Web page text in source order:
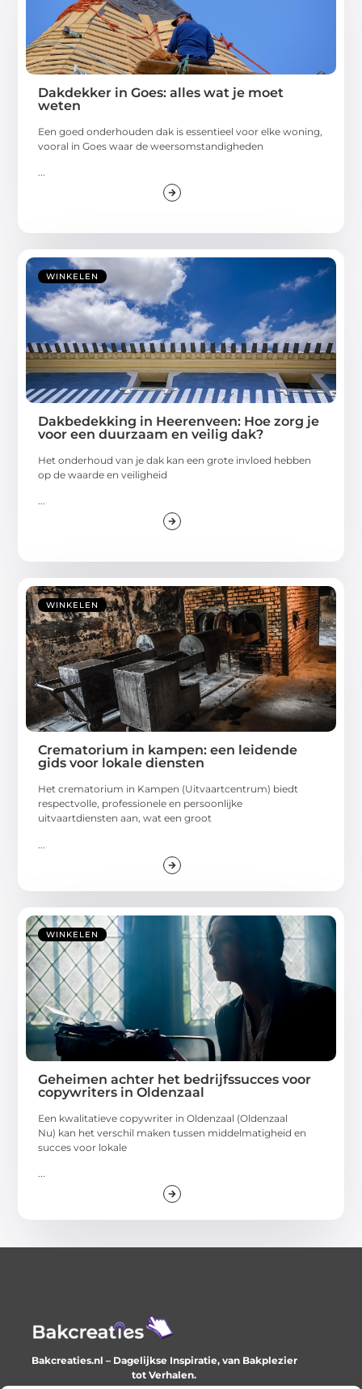
Dakdekker in Goes: alles wat je moet
weten
Een goed onderhouden dak is essentieel voor elke woning,
vooral in Goes waar de weersomstandigheden
WINKELEN
Dakbedekking in Heerenveen: Hoe zorg je
voor een duurzaam en veilig dak?
Het onderhoud van je dak kan een grote invloed hebben
op de waarde en veiligheid
...
WINKELEN
Crematorium in kampen: een leidende
gids voor lokale diensten
Het crematorium in Kampen (Uitvaartcentrum) biedt
respectvolle, professionele en persoonlijke
uitvaartdiensten aan, wat een groot
WINKELEN
Geheimen achter het bedrijfssucces voor
copywriters in Oldenzaal
Een kwalitatieve copywriter in Oldenzaal (Oldenzaal
Nu) kan het verschil maken tussen middelmatigheid en
succes voor lokale
...
Bakcreaties.nl – Dagelijkse Inspiratie, van Bakplezier
tot Verhalen.